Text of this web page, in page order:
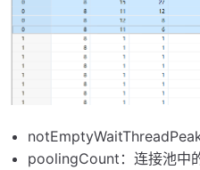
poolingCount：连接池中